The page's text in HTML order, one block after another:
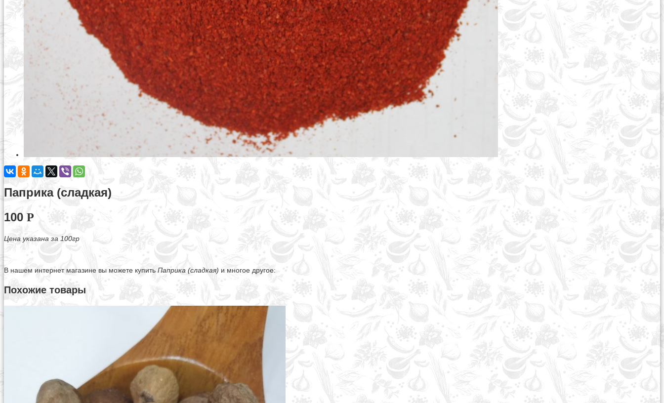
Паприка (сладкая)
100 Р
Цена указана за 100гр
В нашем интернет магазине вы можете купить Паприка (сладкая) и многое другое:
Похожие товары